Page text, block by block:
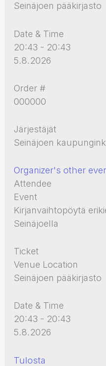
Seinäjoen pääkirjasto
Date & Time
20:43 - 20:43
5.8.2026
Order #
000000
Järjestäjät
Seinäjoen
Organizer's other
Attendee
Event
Kirjanvaihtopöytä
Seinäjoella
Ticket
Venue Location
Seinäjoen pääkirjasto
Date & Time
20:43 - 20:43
5.8.2026
Tulosta